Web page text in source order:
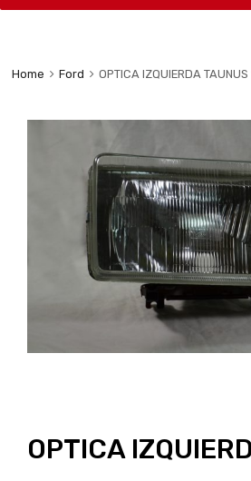
content
Home Ford OPTICA IZQUIERDA TAUNUS
OPTICA